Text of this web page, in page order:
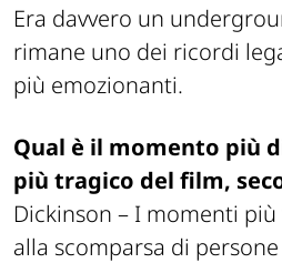
Era davvero un
rimane uno dei ricordi
più emozionanti.
Qual è il momento più
più tragico del film,
Dickinson – I momenti
alla scomparsa di persone